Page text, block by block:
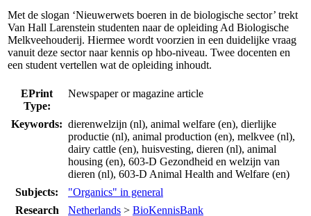
Met de slogan ‘Nieuwerwets boeren in de biologische sector’ trekt
Van Hall Larenstein studenten naar de opleiding Ad Biologische
Melkveehouderij. Hiermee wordt voorzien in een duidelijke vraag
vanuit deze sector naar kennis op hbo-niveau. Twee docenten en
een student vertellen wat de opleiding inhoudt.
EPrint
Type:
Newspaper or magazine article
Keywords: dierenwelzijn (nl), animal welfare (en), dierlijke
productie (nl), animal production (en), melkvee (nl),
dairy cattle (en), huisvesting, dieren (nl), animal
housing (en), 603-D Gezondheid en welzijn van
dieren (nl), 603-D Animal Health and Welfare (en)
Subjects:
"Organics" in general
Research
Netherlands > BioKennisBank